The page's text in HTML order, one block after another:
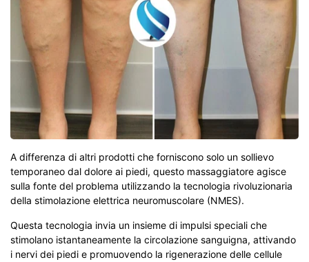
A differenza di altri prodotti che forniscono solo un sollievo
temporaneo dal dolore ai piedi, questo massaggiatore agisce
sulla fonte del problema utilizzando la tecnologia rivoluzionaria
della stimolazione elettrica neuromuscolare (NMES).
Questa tecnologia invia un insieme di impulsi speciali che
stimolano istantaneamente la circolazione sanguigna, attivando
i nervi dei piedi e promuovendo la rigenerazione delle cellule